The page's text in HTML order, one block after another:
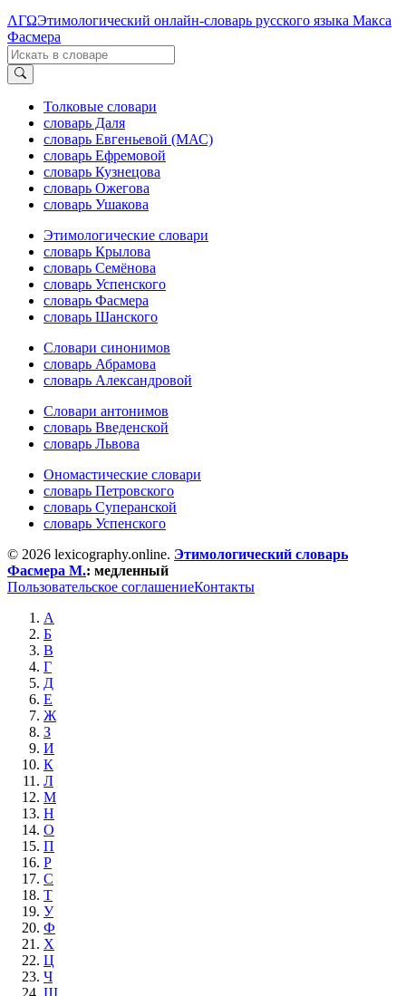
ΛΓΩЭтимологический онлайн-словарь русского языка Макса
Фасмера
Толковые словари
словарь Даля
словарь Евгеньевой (МАС)
словарь Ефремовой
словарь Кузнецова
словарь Ожегова
словарь Ушакова
Этимологические словари
словарь Крылова
словарь Семёнова
словарь Успенского
словарь Фасмера
словарь Шанского
Словари синонимов
словарь Абрамова
словарь Александровой
Словари антонимов
словарь Введенской
словарь Львова
Ономастические словари
словарь Петровского
словарь Суперанской
словарь Успенского
© 2026 lexicography.online. Этимологический словарь
Фасмера М.: медленный
Пользовательское соглашениеКонтакты
А
Б
В
Г
Д
Е
Ж
З
И
К
Л
М
Н
О
П
Р
С
Т
У
Ф
Х
Ц
Ч